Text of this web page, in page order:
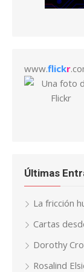
www.flickr
Últimas
La fricción
Cartas
Dorothy
Rosalind